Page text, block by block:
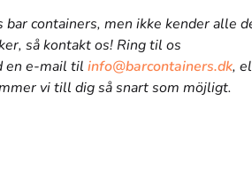
containers, men ikke kender alle
så kontakt os! Ring til os
en e-mail til info@barcontainers.dk,
vi till dig så snart som möjligt.